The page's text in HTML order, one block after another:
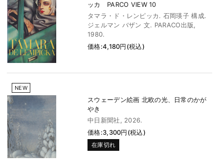
ッカ PARCO VIEW 10
タマラ・ド・レンピッカ. 石岡瑛子 構成.
ジェルマン バザン 文. PARACO出版,
1980.
価格:4,180円(税込)
NEW
スウェーデン絵画 北欧の光、日常のかが
やき
中日新聞社, 2026.
価格:3,300円(税込)
在庫切れ